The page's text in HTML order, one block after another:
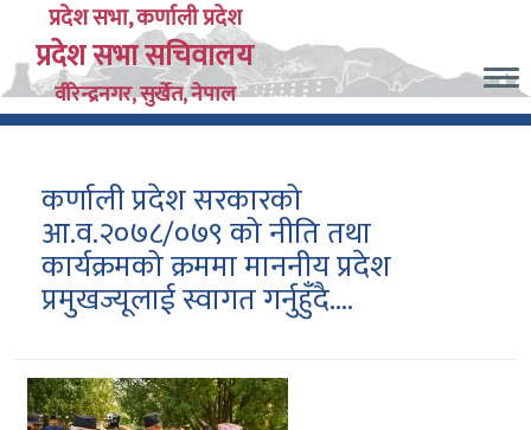
main
content
प्रदेश सभा, कर्णाली प्रदेश
प्रदेश सभा सचिवालय
वीरेन्द्रनगर, सुर्खेत, नेपाल
कर्णाली प्रदेश सरकारको
आ.व.२०७८/०७९ को नीति तथा
कार्यक्रमको क्रममा माननीय प्रदेश
प्रमुखज्यूलाई स्वागत गर्नुहुँदै....